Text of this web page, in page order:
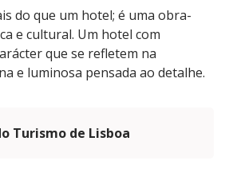
do que um hotel; é uma obra-
e cultural. Um hotel com
que se refletem na
e luminosa pensada ao detalhe.
Turismo de Lisboa